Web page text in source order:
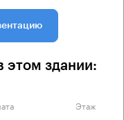
этом здании:
Этаж